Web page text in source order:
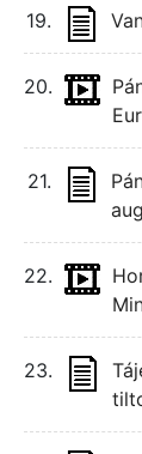
19.
20.
21.
22.
23.